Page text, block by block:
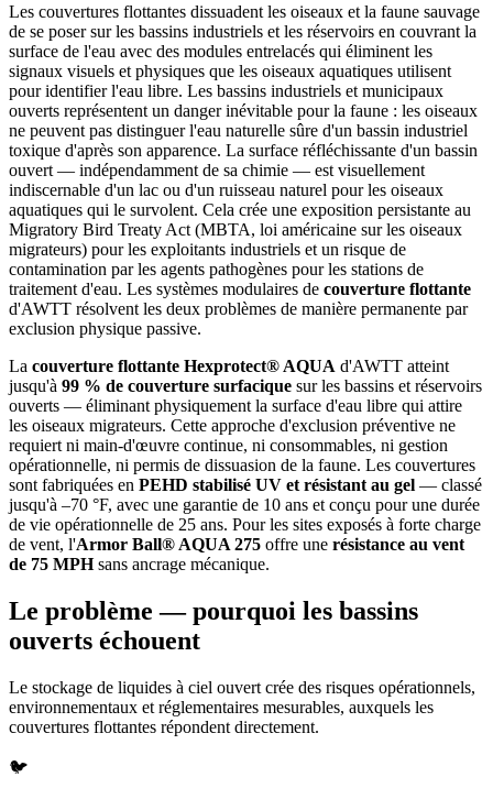
Les couvertures flottantes dissuadent les oiseaux et la faune sauvage
de se poser sur les bassins industriels et les réservoirs en couvrant la
surface de l'eau avec des modules entrelacés qui éliminent les
signaux visuels et physiques que les oiseaux aquatiques utilisent
pour identifier l'eau libre. Les bassins industriels et municipaux
ouverts représentent un danger inévitable pour la faune : les oiseaux
ne peuvent pas distinguer l'eau naturelle sûre d'un bassin industriel
toxique d'après son apparence. La surface réfléchissante d'un bassin
ouvert — indépendamment de sa chimie — est visuellement
indiscernable d'un lac ou d'un ruisseau naturel pour les oiseaux
aquatiques qui le survolent. Cela crée une exposition persistante au
Migratory Bird Treaty Act (MBTA, loi américaine sur les oiseaux
migrateurs) pour les exploitants industriels et un risque de
contamination par les agents pathogènes pour les stations de
traitement d'eau. Les systèmes modulaires de couverture flottante
d'AWTT résolvent les deux problèmes de manière permanente par
exclusion physique passive.
La couverture flottante Hexprotect® AQUA d'AWTT atteint
jusqu'à 99 % de couverture surfacique sur les bassins et réservoirs
ouverts — éliminant physiquement la surface d'eau libre qui attire
les oiseaux migrateurs. Cette approche d'exclusion préventive ne
requiert ni main-d'œuvre continue, ni consommables, ni gestion
opérationnelle, ni permis de dissuasion de la faune. Les couvertures
sont fabriquées en PEHD stabilisé UV et résistant au gel — classé
jusqu'à –70 °F, avec une garantie de 10 ans et conçu pour une durée
de vie opérationnelle de 25 ans. Pour les sites exposés à forte charge
de vent, l'Armor Ball® AQUA 275 offre une résistance au vent
de 75 MPHsans ancrage mécanique.
Le problème — pourquoi les bassins
ouverts échouent
Le stockage de liquides à ciel ouvert crée des risques opérationnels,
environnementaux et réglementaires mesurables, auxquels les
couvertures flottantes répondent directement.
🐦